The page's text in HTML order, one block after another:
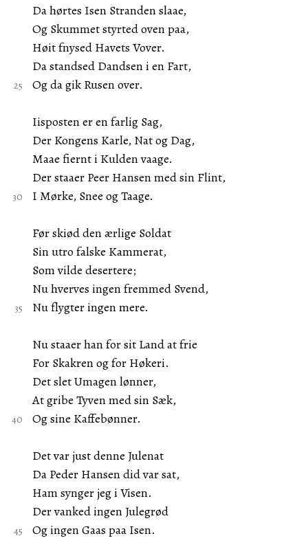
Da hørtes Isen Stranden slaae,
Og Skummet styrted oven paa,
Høit fnysed Havets Vover.
Da standsed Dandsen i en Fart,
Og da gik Rusen over.
Iisposten er en farlig Sag,
Der Kongens Karle, Nat og Dag,
Maae fiernt i Kulden vaage.
Der staaer Peer Hansen med sin Flint,
I Mørke, Snee og Taage.
Før skiød den ærlige Soldat
Sin utro falske Kammerat,
Som vilde desertere;
Nu hverves ingen fremmed Svend,
Nu flygter ingen mere.
Nu staaer han for sit Land at frie
For Skakren og for Høkeri.
Det slet Umagen lønner,
At gribe Tyven med sin Sæk,
Og sine Kaffebønner.
Det var just denne Julenat
Da Peder Hansen did var sat,
Ham synger jeg i Visen.
Der vanked ingen Julegrød
Og ingen Gaas paa Isen.